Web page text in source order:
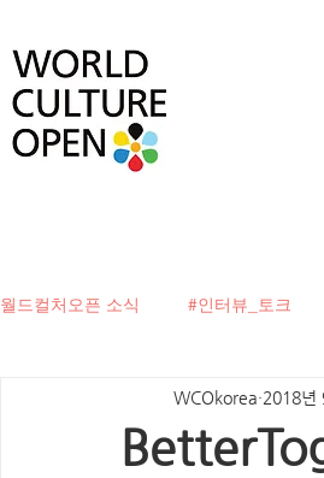
월드컬처오픈 소식 #인터뷰_토크
#컬처디자이너발
WCOkorea 2018년